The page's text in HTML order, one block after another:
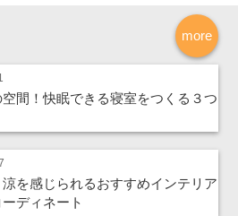
more
間！快眠できる寝室をつくる３つ
を感じられるおすすめインテリア
ディネート